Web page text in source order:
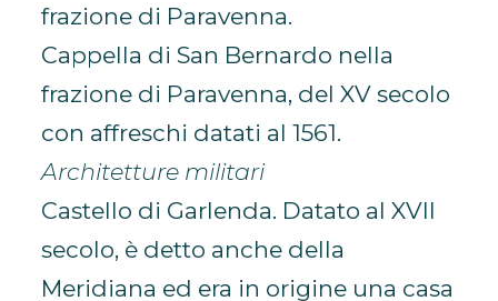
frazione di Paravenna.
Cappella di San Bernardo nella
frazione di Paravenna, del XV secolo
con affreschi datati al 1561.
Architetture militari
Castello di Garlenda. Datato al XVII
secolo, è detto anche della
Meridiana ed era in origine una casa